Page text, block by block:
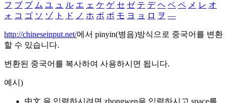
フ ブ プ ム ユ ュ ル エ ェ ケ ゲ セ ゼ テ デ ヘ ベ ペ メ レ オ
ォ コ ゴ ソ ゾ ト ド ノ ホ ボ ポ モ ヨ ョ ロ ヲ ―
http://chineseinput.net/에서 pinyin(병음)방식으로 중국어를 변환
할 수 있습니다.
변환된 중국어를 복사하여 사용하시면 됩니다.
예시)